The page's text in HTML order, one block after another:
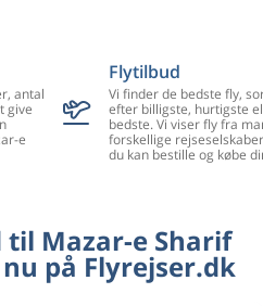
antal
give
e
Flytilbud
Vi finder de bedste fly,
efter billigste, hurtigste
bedste. Vi viser fly fra
forskellige
du kan bestille og købe
Mazar-e Sharif
på Flyrejser.dk